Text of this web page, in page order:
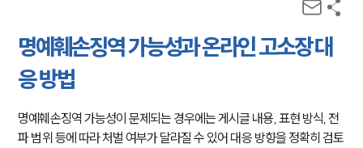
명예훼손징역 가능성과 온라인 고소장 대
응 방법
명예훼손징역 가능성이 문제되는 경우에는 게시글 내용, 표현 방식, 전
파 범위 등에 따라 처벌 여부가 달라질 수 있어 대응 방향을 정확히 검토